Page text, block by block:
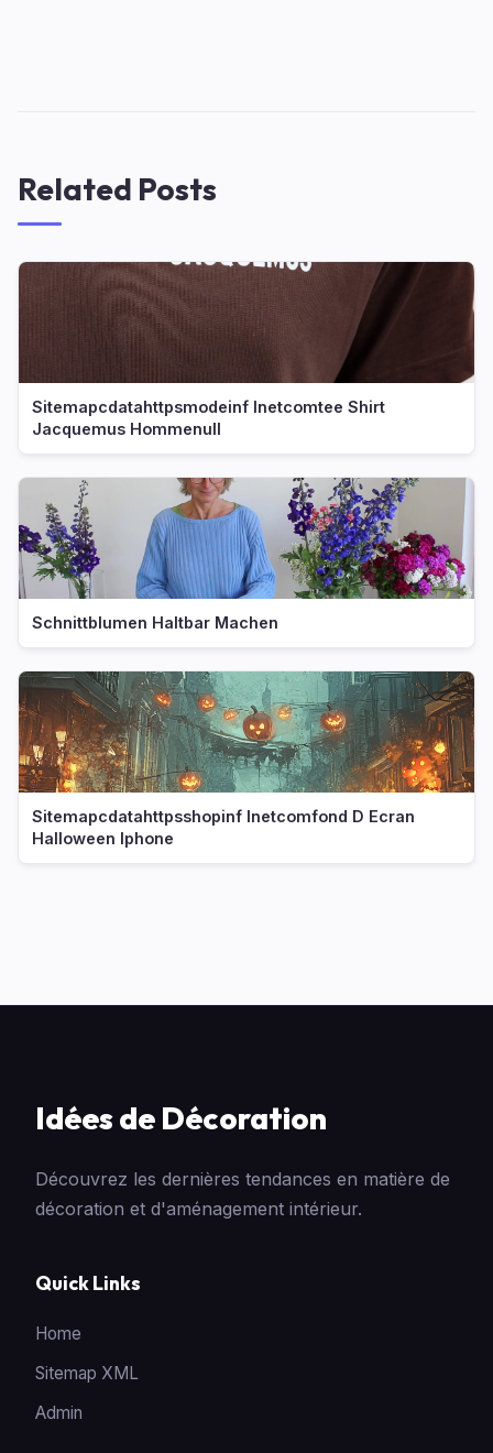
Related Posts
Sitemapcdatahttpsmodeinf Inetcomtee Shirt
Jacquemus Hommenull
Schnittblumen Haltbar Machen
Sitemapcdatahttpsshopinf Inetcomfond D Ecran
Halloween Iphone
Idées de Décoration
Découvrez les dernières tendances en matière de
décoration et d'aménagement intérieur.
Quick Links
Home
Sitemap XML
Admin